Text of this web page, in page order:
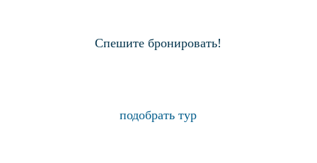
Спешите бронировать!
подобрать тур